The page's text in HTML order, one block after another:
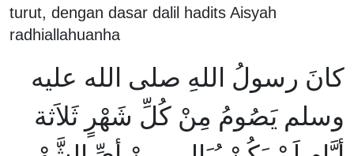
turut, dengan dasar dalil hadits Aisyah
radhiallahuanha
كانَ رسولُ اللهِ صلى الله عليه
وسلم يَصُومُ مِنْ كُلِّ شَهْرٍ ثَلاَثة